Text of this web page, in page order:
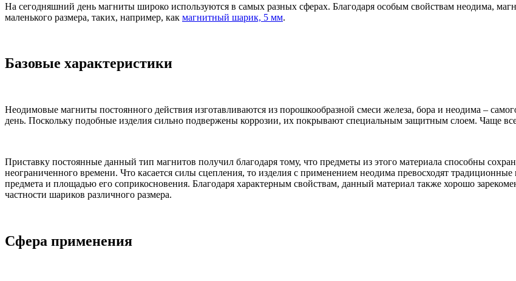
На сегодняшний день магниты широко используются в самых разных сферах. Благодаря особым свойствам неодима,
маленького размера, таких, например, как магнитный шарик, 5 мм.
Базовые характеристики
Неодимовые магниты постоянного действия изготавливаются из порошкообразной смеси железа, бора и неодима –
день. Поскольку подобные изделия сильно подвержены коррозии, их покрывают специальным защитным слоем. Чаще
Приставку постоянные данный тип магнитов получил благодаря тому, что предметы из этого материала способны
неограниченного времени. Что касается силы сцепления, то изделия с применением неодима превосходят
предмета и площадью его соприкосновения. Благодаря характерным свойствам, данный материал также хорошо
частности шариков различного размера.
Сфера применения